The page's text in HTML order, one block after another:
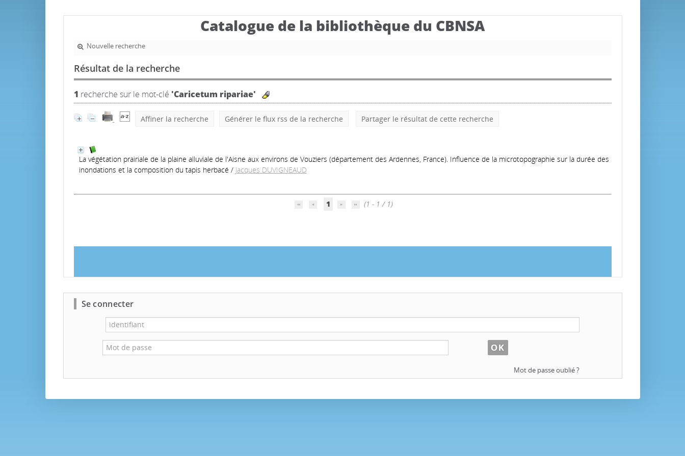
Catalogue de la bibliothèque du CBNSA
Nouvelle recherche
Résultat de la recherche
1 recherche sur le mot-clé 'Caricetum ripariae'
Affiner la recherche Générer le flux rss de la recherche Partager le résultat de cette recherche
La végétation prairiale de la plaine alluviale de l'Aisne aux environs de Vouziers (département des Ardennes, France). Influence de la microtopographie sur la durée des
inondations et la composition du tapis herbacé / Jacques DUVIGNEAUD
1 (1 - 1 / 1)
Se connecter
Mot de passe oublié ?